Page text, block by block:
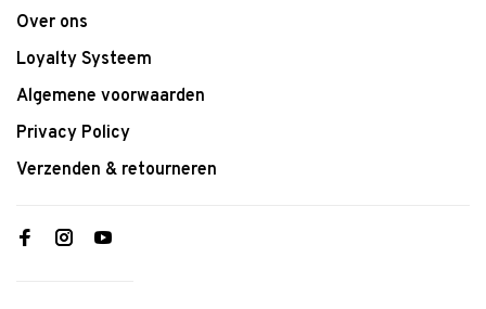
Over ons
Loyalty Systeem
Algemene voorwaarden
Privacy Policy
Verzenden & retourneren